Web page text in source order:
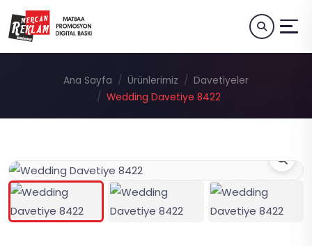
Ana Sayfa Ürünlerimiz
Davetiyeler
Wedding Davetiye 8422